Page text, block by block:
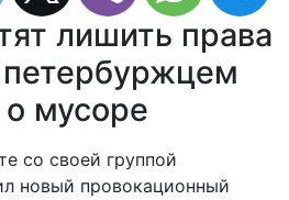
лишить права
петербуржцем
мусоре
со своей группой
новый провокационный